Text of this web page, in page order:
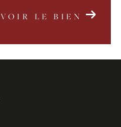
VOIR LE BIEN